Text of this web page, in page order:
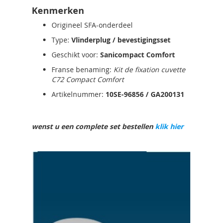
Kenmerken
Origineel SFA-onderdeel
Type: Vlinderplug / bevestigingsset
Geschikt voor: Sanicompact Comfort
Franse benaming: Kit de fixation cuvette
C72 Compact Comfort
Artikelnummer: 10SE-96856 / GA200131
wenst u een complete set bestellen klik hier